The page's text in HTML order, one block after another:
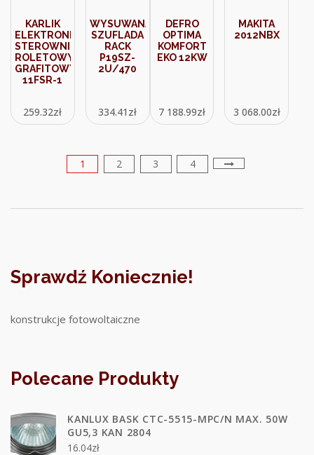
KARLIK
ELEKTRONICZNY
STEROWNIK
ROLETOWY
GRAFITOWY
11FSR-1
259.32zł
WYSUWANA
SZUFLADA
RACK
P19SZ-
2U/470
334.41 zł
DEFRO
OPTIMA
KOMFORT
EKO 12KW
7 188.99zł
MAKITA
2012NBX
3 068.00zł
1 2 3 4
Sprawdź Koniecznie!
konstrukcje fotowoltaiczne
Polecane Produkty
KANLUX BASK CTC-5515-MPC/N MAX. 50W
GU5,3 KAN 2804
16.04zł